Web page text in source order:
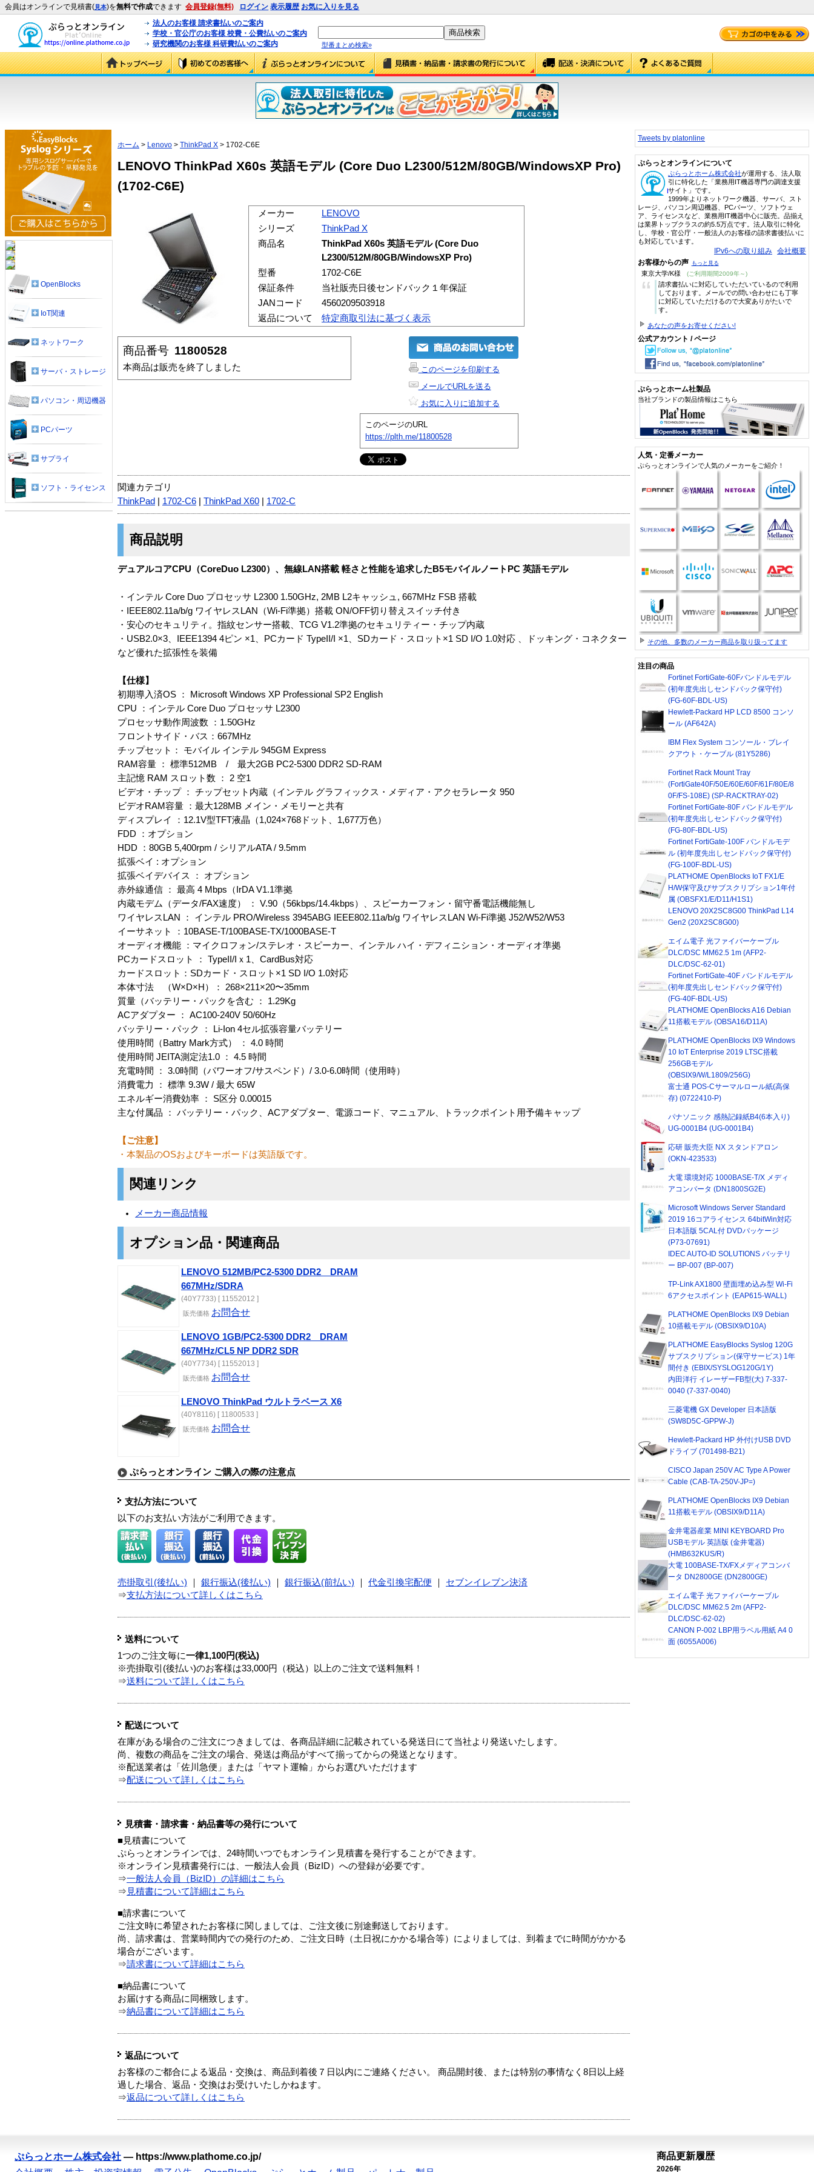
会員はオンラインで見積書(見本)を無料で作成できます 会員登録(無料) ログイン 表示履歴 お気に入りを見る
法人のお客様 請求書払いのご案内
学校・官公庁のお客様 校費・公費払いのご案内
研究機関のお客様 科研費払いのご案内
型番まとめ検索»
ホーム > Lenovo > ThinkPad X > 1702-C6E
LENOVO ThinkPad X60s 英語モデル (Core Duo L2300/512M/80GB/WindowsXP Pro)
(1702-C6E)
メーカー
LENOVO
シリーズ
ThinkPad X
商品名
ThinkPad X60s 英語モデル (Core Duo
L2300/512M/80GB/WindowsXP Pro)
型番
1702-C6E
保証条件
当社販売日後センドバック１年保証
JANコード
4560209503918
返品について
特定商取引法に基づく表示
商品番号 11800528
本商品は販売を終了しました
このページを印刷する
メールでURLを送る
お気に入りに追加する
このページのURL
https://plth.me/11800528
関連カテゴリ
ThinkPad
1702-C6 ThinkPad X60 1702-C
商品説明
デュアルコアCPU（CoreDuo L2300）、無線LAN搭載 軽さと性能を追求したB5モバイルノートPC 英語モデル
・インテル Core Duo プロセッサ L2300 1.50GHz, 2MB L2キャッシュ, 667MHz FSB 搭載
・IEEE802.11a/b/g ワイヤレスLAN（Wi-Fi準拠）搭載 ON/OFF切り替えスイッチ付き
・安心のセキュリティ。指紋センサー搭載、TCG V1.2準拠のセキュリティー・チップ内蔵
・USB2.0×3、IEEE1394 4ピン ×1、PCカード TypeII/I ×1、SDカード・スロット×1 SD I/O 1.0対応 、ドッキング・コネクター
など優れた拡張性を装備
【仕様】
初期導入済OS ： Microsoft Windows XP Professional SP2 English
CPU ：インテル Core Duo プロセッサ L2300
プロセッサ動作周波数 ：1.50GHz
フロントサイド・バス：667MHz
チップセット： モバイル インテル 945GM Express
RAM容量 ： 標準512MB / 最大2GB PC2-5300 DDR2 SD-RAM
主記憶 RAM スロット数 ： 2 空1
ビデオ・チップ ： チップセット内蔵（インテル グラフィックス・メディア・アクセラレータ 950
ビデオRAM容量 ：最大128MB メイン・メモリーと共有
ディスプレイ ：12.1V型TFT液晶（1,024×768ドット、1,677万色）
FDD ：オプション
HDD ：80GB 5,400rpm / シリアルATA / 9.5mm
拡張ベイ : オプション
拡張ベイデバイス ： オプション
赤外線通信 ： 最高 4 Mbps（IrDA V1.1準拠
内蔵モデム（データ/FAX速度） ： V.90（56kbps/14.4kbps）、スピーカーフォン・留守番電話機能無し
ワイヤレスLAN ： インテル PRO/Wireless 3945ABG IEEE802.11a/b/g ワイヤレスLAN Wi-Fi準拠 J52/W52/W53
イーサネット ：10BASE-T/100BASE-TX/1000BASE-T
オーディオ機能 ：マイクロフォン/ステレオ・スピーカー、インテル ハイ・デフィニション・オーディオ準拠
PCカードスロット ： TypeII/Iｘ1、CardBus対応
カードスロット：SDカード・スロット×1 SD I/O 1.0対応
本体寸法 （W×D×H）： 268×211×20〜35mm
質量（バッテリー・パックを含む ： 1.29Kg
ACアダプター ： AC100-240V 50/60Hz
バッテリー・パック ： Li-Ion 4セル拡張容量バッテリー
使用時間（Battry Mark方式） ： 4.0 時間
使用時間 JEITA測定法1.0 ： 4.5 時間
充電時間 ： 3.0時間（パワーオフ/サスペンド）/ 3.0-6.0時間（使用時）
消費電力 ： 標準 9.3W / 最大 65W
エネルギー消費効率 ： S区分 0.00015
主な付属品 ： バッテリー・パック、ACアダプター、電源コード、マニュアル、トラックポイント用予備キャップ
【ご注意】
・本製品のOSおよびキーボードは英語版です。
関連リンク
メーカー商品情報
オプション品・関連商品
LENOVO 512MB/PC2-5300 DDR2 DRAM
667MHz/SDRA
(40Y7733) [ 11552012 ]
販売価格 お問合せ
LENOVO 1GB/PC2-5300 DDR2 DRAM
667MHz/CL5 NP DDR2 SDR
(40Y7734) [ 11552013 ]
販売価格 お問合せ
LENOVO ThinkPad ウルトラベース X6
(40Y8116) [ 11800533 ]
販売価格 お問合せ
ぷらっとオンライン ご購入の際の注意点
支払方法について
以下のお支払い方法がご利用できます。
売掛取引(後払い) 銀行振込(後払い) 銀行振込(前払い) 代金引換宅配便
セブンイレブン決済
⇒支払方法について詳しくはこちら
送料について
1つのご注文毎に一律1,100円(税込)
※売掛取引(後払い)のお客様は33,000円（税込）以上のご注文で送料無料！
⇒送料について詳しくはこちら
配送について
在庫がある場合のご注文につきましては、各商品詳細に記載されている発送日にて当社より発送いたします。
尚、複数の商品をご注文の場合、発送は商品がすべて揃ってからの発送となります。
※配送業者は「佐川急便」または「ヤマト運輸」からお選びいただけます
⇒配送について詳しくはこちら
見積書・請求書・納品書等の発行について
■見積書について
ぷらっとオンラインでは、24時間いつでもオンライン見積書を発行することができます。
※オンライン見積書発行には、一般法人会員（BizID）への登録が必要です。
⇒一般法人会員（BizID）の詳細はこちら
⇒ 見積書について詳細はこちら
■請求書について
ご注文時に希望されたお客様に関しましては、ご注文後に別途郵送しております。
尚、請求書は、営業時間内での発行のため、ご注文日時（土日祝にかかる場合等）によりましては、到着までに時間がかかる
場合がございます。
⇒請求書について詳細はこちら
■納品書について
お届けする商品に同梱致します。
⇒納品書について詳細はこちら
返品について
お客様のご都合による返品・交換は、商品到着後７日以内にご連絡ください。 商品開封後、または特別の事情なく8日以上経
過した場合、返品・交換はお受けいたしかねます。
⇒返品について詳しくはこちら
OpenBlocks
IoT関連
ネットワーク
サーバ・ストレージ
パソコン・周辺機器
PCパーツ
サプライ
ソフト・ライセンス
Tweets by platonline
ぷらっとオンラインについて
ぷらっとホーム株式会社が運用する、法人取
引に特化した「業務用IT機器専門の調達支援
サイト」です。
1999年よりネットワーク機器、サーバ、スト
レージ、パソコン周辺機器、PCパーツ、ソフトウェ
ア、ライセンスなど、業務用IT機器中心に販売。品揃え
は業界トップクラスの約5.5万点です。法人取引に特化
し、学校・官公庁・一般法人のお客様の請求書後払いに
も対応しています。
IPv6への取り組み 会社概要
お客様からの声 もっと見る
東京大学/K様 (ご利用期間2009年～)
“
請求書払いに対応していただいているので利用
しております。メールでの問い合わせにも丁寧
に対応していただけるので大変ありがたいで
す。
あなたの声をお寄せください!
公式アカウント / ページ
ぷらっとホーム社製品
当社ブランドの製品情報はこちら
人気・定番メーカー
ぷらっとオンラインで人気のメーカーをご紹介！
その他、多数のメーカー商品を取り扱ってます
注目の商品
Fortinet FortiGate-60Fバンドルモデル
(初年度先出しセンドバック保守付)
(FG-60F-BDL-US)
Hewlett-Packard HP LCD 8500 コンソ
ール (AF642A)
IBM Flex System コンソール・ブレイ
クアウト・ケーブル (81Y5286)
Fortinet Rack Mount Tray
(FortiGate40F/50E/60E/60F/61F/80E/8
0F/FS-108E) (SP-RACKTRAY-02)
Fortinet FortiGate-80F バンドルモデル
(初年度先出しセンドバック保守付)
(FG-80F-BDL-US)
Fortinet FortiGate-100F バンドルモデ
ル (初年度先出しセンドバック保守付)
(FG-100F-BDL-US)
PLAT'HOME OpenBlocks IoT FX1/E
H/W保守及びサブスクリプション1年付
属 (OBSFX1/E/D11/H1S1)
LENOVO 20X2SC8G00 ThinkPad L14
Gen2 (20X2SC8G00)
エイム電子 光ファイバーケーブル
DLC/DSC MM62.5 1m (AFP2-
DLC/DSC-62-01)
Fortinet FortiGate-40F バンドルモデル
(初年度先出しセンドバック保守付)
(FG-40F-BDL-US)
PLAT'HOME OpenBlocks A16 Debian
11搭載モデル (OBSA16/D11A)
PLAT'HOME OpenBlocks IX9 Windows
10 IoT Enterprise 2019 LTSC搭載
256GBモデル
(OBSIX9/W/L1809/256G)
富士通 POS-Cサーマルロール紙(高保
存) (0722410-P)
パナソニック 感熱記録紙B4(6本入り)
UG-0001B4 (UG-0001B4)
応研 販売大臣 NX スタンドアロン
(OKN-423533)
大電 環境対応 1000BASE-T/X メディ
アコンバータ (DN1800SG2E)
Microsoft Windows Server Standard
2019 16コアライセンス 64bitWin対応
日本語版 5CAL付 DVDパッケージ
(P73-07691)
IDEC AUTO-ID SOLUTIONS バッテリ
ー BP-007 (BP-007)
TP-Link AX1800 壁面埋め込み型 Wi-Fi
6アクセスポイント (EAP615-WALL)
PLAT'HOME OpenBlocks IX9 Debian
10搭載モデル (OBSIX9/D10A)
PLAT'HOME EasyBlocks Syslog 120G
サブスクリプション(保守サービス) 1年
間付き (EBIX/SYSLOG120G/1Y)
内田洋行 イレーザーFB型(大) 7-337-
0040 (7-337-0040)
三菱電機 GX Developer 日本語版
(SW8D5C-GPPW-J)
Hewlett-Packard HP 外付けUSB DVD
ドライブ (701498-B21)
CISCO Japan 250V AC Type A Power
Cable (CAB-TA-250V-JP=)
PLAT'HOME OpenBlocks IX9 Debian
11搭載モデル (OBSIX9/D11A)
金井電器産業 MINI KEYBOARD Pro
USBモデル 英語版 (金井電器)
(HMB632KUS/R)
大電 100BASE-TX/FXメディアコンバ
ータ DN2800GE (DN2800GE)
エイム電子 光ファイバーケーブル
DLC/DSC MM62.5 2m (AFP2-
DLC/DSC-62-02)
CANON P-002 LBP用ラベル用紙 A4 0
面 (6055A006)
ぷらっとホーム株式会社 — https://www.plathome.co.jp/
商品更新履歴
2026年